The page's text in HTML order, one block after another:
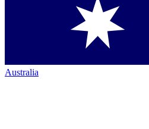
Australia